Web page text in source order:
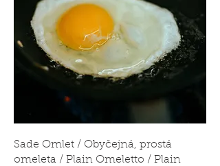
Sade Omlet / Obyčejná, prostá
omeleta / Plain Omeletto / Plain